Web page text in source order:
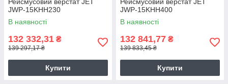
JWP-15KHH230
В наявності
132 332,31 ₴
139 297,17 ₴
Купити
JWP-15KHH400
В наявності
132 841,77 ₴
139 833,45 ₴
Купити